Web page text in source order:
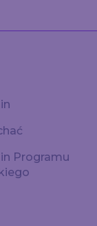
Programu